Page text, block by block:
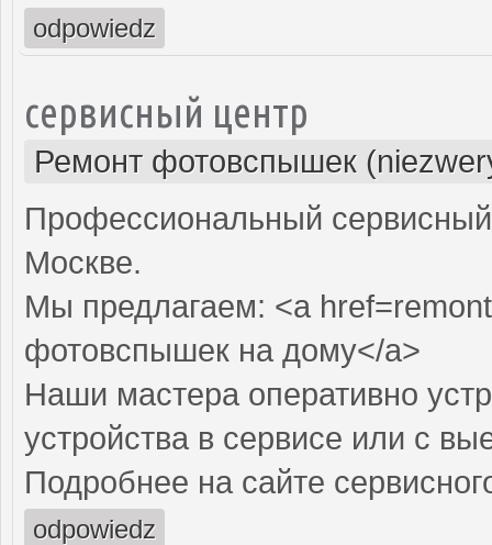
odpowiedz
сервисный центр
Ремонт фотовспышек
Профессиональный
Москве.
Мы предлагаем: <a
фотовспышек на дому</a>
Наши мастера оперативно
устройства в сервисе или с
Подробнее на сайте
odpowiedz